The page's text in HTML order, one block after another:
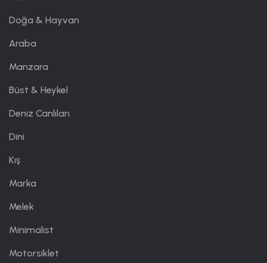
Doğa & Hayvan
Araba
Manzara
Büst & Heykel
Deniz Canlıları
Dini
Kış
Marka
Melek
Minimalist
Motorsiklet